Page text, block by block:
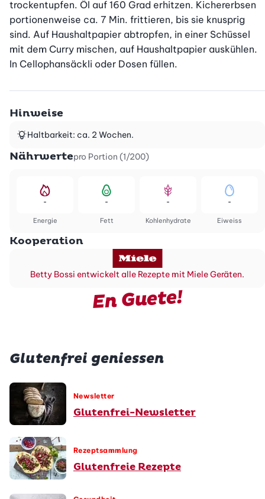
trockentupfen. Öl auf 160 Grad erhitzen. Kichererbsen
portionenweise ca. 7 Min. frittieren, bis sie knusprig
sind. Auf Haushaltpapier abtropfen, in einer Schüssel
mit dem Curry mischen, auf Haushaltpapier auskühlen.
In Cellophansäckli oder Dosen füllen.
Hinweise
Haltbarkeit: ca. 2 Wochen.
Nährwertepro Portion (1/200)
Energie
-
Fett
-
Kohlenhydrate
-
Eiweiss
-
Kooperation
Betty Bossi entwickelt alle Rezepte mit Miele Geräten.
En Guete!
Glutenfrei geniessen
Newsletter
Glutenfrei-Newsletter
Rezeptsammlung
Glutenfreie Rezepte